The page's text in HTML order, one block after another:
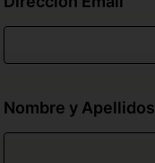
Nombre y Apellidos